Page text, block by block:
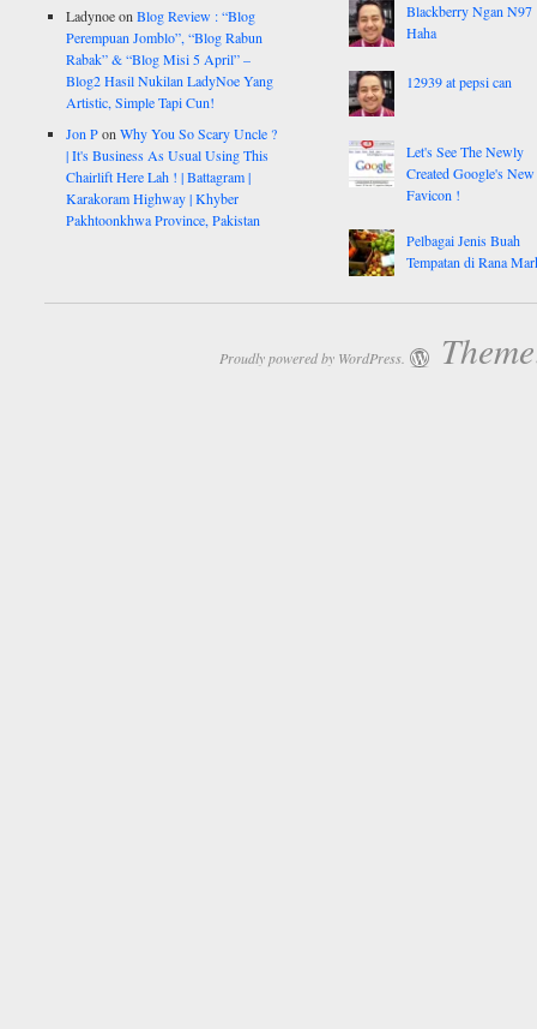
LadynoeonBlog Review : “Blog
Perempuan Jomblo”, “Blog Rabun
Rabak” & “Blog Misi 5 April” –
Blog2 Hasil Nukilan LadyNoe Yang
Artistic, Simple Tapi Cun!
Jon PonWhy You So Scary Uncle ?
| It's Business As Usual Using This
Chairlift Here Lah ! | Battagram |
Karakoram Highway | Khyber
Pakhtoonkhwa Province, Pakistan
Blackberry Ngan N97
Haha
12939 at pepsi can
Let's See The Newly
Created Google's New
Favicon !
Pelbagai Jenis Buah
Tempatan di Rana
Proudly powered by WordPress.